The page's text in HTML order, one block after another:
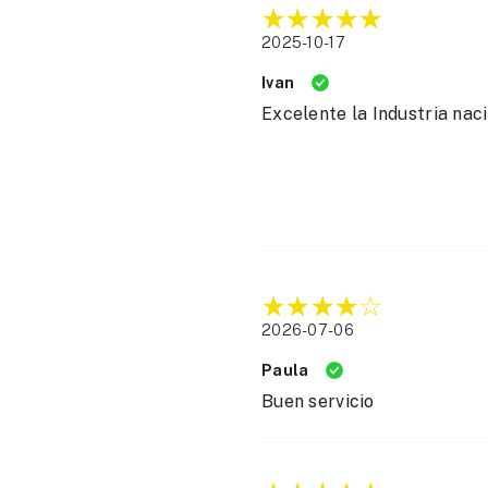
2025-10-17
Ivan
Excelente la Industria
2026-07-06
Paula
Buen servicio